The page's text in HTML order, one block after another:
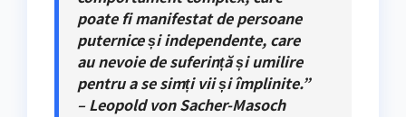
poate fi manifestat de persoane
puternice și independente, care
au nevoie de suferință și umilire
pentru a se simți vii și împlinite.”
– Leopold von Sacher-Masoch